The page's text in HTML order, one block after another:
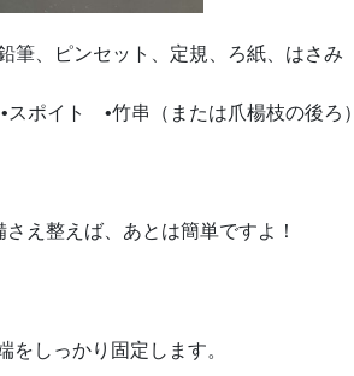
筆、ピンセット、定規、ろ紙、はさみ
•スポイト •竹串（または爪楊枝の後ろ）
え整えば、あとは簡単ですよ！
をしっかり固定します。